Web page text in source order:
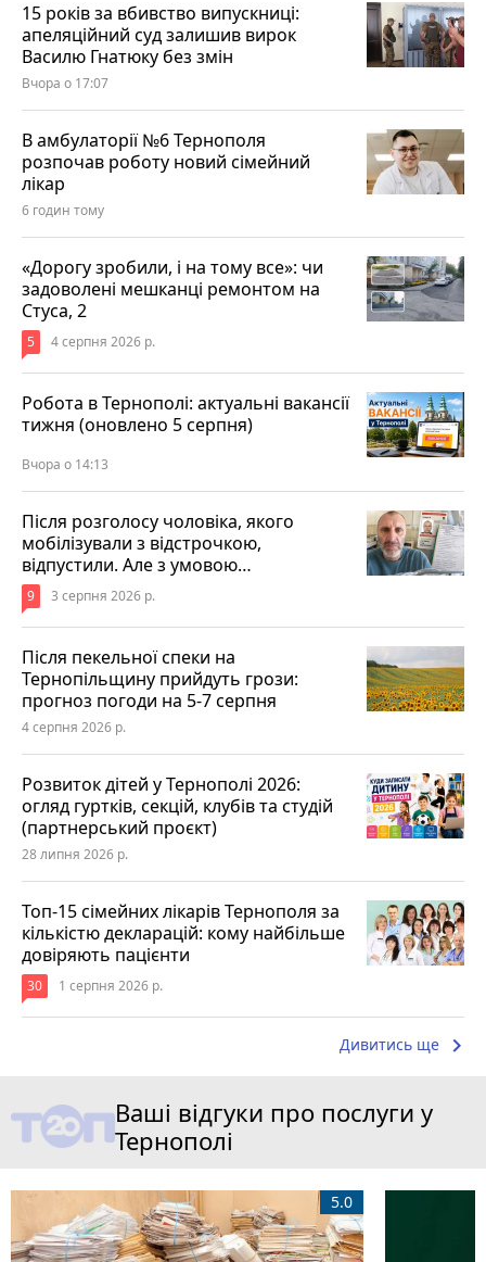
15 років за вбивство випускниці:
апеляційний суд залишив вирок
Василю Гнатюку без змін
Вчора о 17:07
В амбулаторії №6 Тернополя
розпочав роботу новий сімейний
лікар
6 годин тому
«Дорогу зробили, і на тому все»: чи
задоволені мешканці ремонтом на
Стуса, 2
5 4 серпня 2026 р.
Робота в Тернополі: актуальні вакансії
тижня (оновлено 5 серпня)
Вчора о 14:13
Після розголосу чоловіка, якого
мобілізували з відстрочкою,
відпустили. Але з умовою…
9 3 серпня 2026 р.
Після пекельної спеки на
Тернопільщину прийдуть грози:
прогноз погоди на 5-7 серпня
4 серпня 2026 р.
Розвиток дітей у Тернополі 2026:
огляд гуртків, секцій, клубів та студій
(партнерський проєкт)
28 липня 2026 р.
Топ-15 сімейних лікарів Тернополя за
кількістю декларацій: кому найбільше
довіряють пацієнти
30 1 серпня 2026 р.
Дивитись ще keyboard_arrow_right
Ваші відгуки про послуги у
Тернополі
5.0